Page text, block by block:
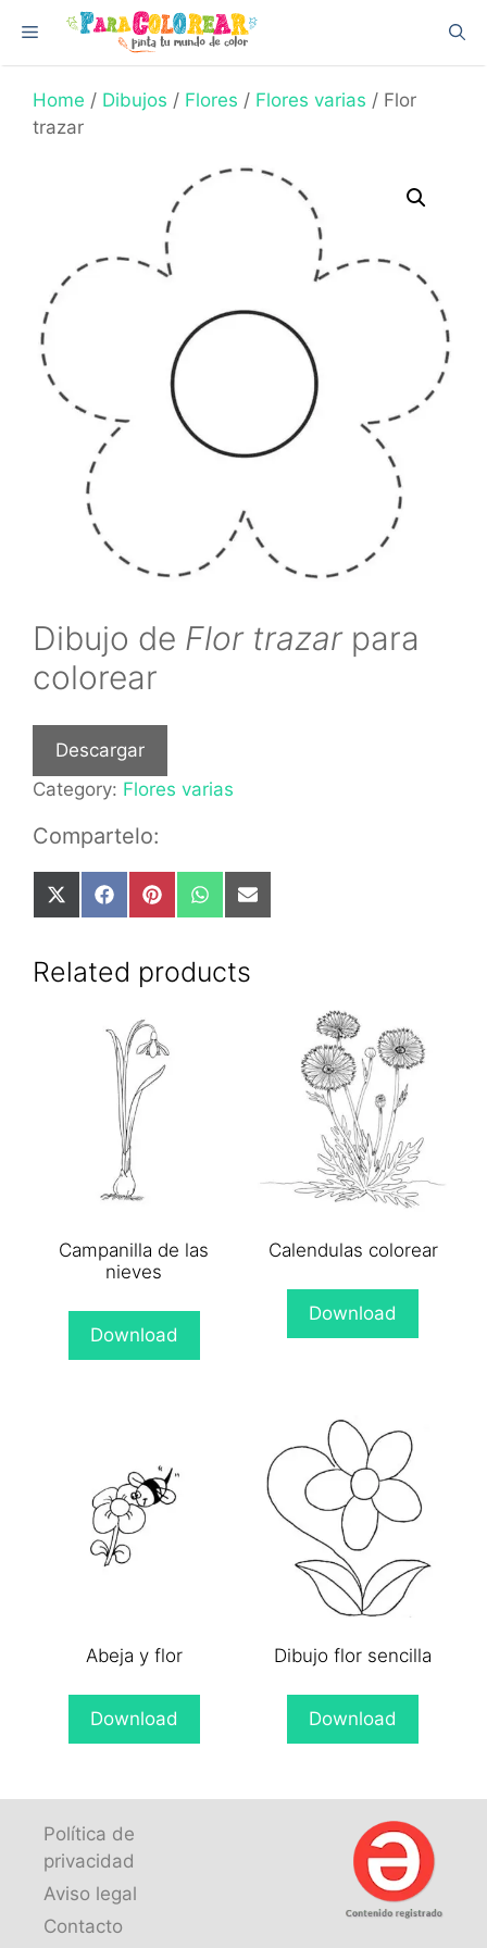
content
Menu
Home / Dibujos / Flores / Flores varias / Flor
trazar
Dibujo de Flor trazarpara
colorear
Descargar
Category: Flores varias
Compartelo:
Share
on
(Twitter)
Share
on
Share
on
Share
on
Share
on
Related products
Campanilla de las
nieves
Download
Calendulas colorear
Download
Abeja y flor
Download
Dibujo flor sencilla
Download
Política de
privacidad
Aviso legal
Contacto